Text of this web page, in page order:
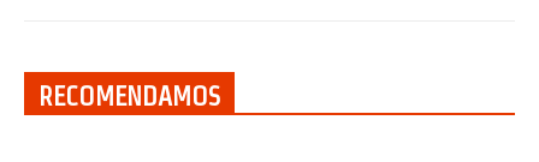
RECOMENDAMOS